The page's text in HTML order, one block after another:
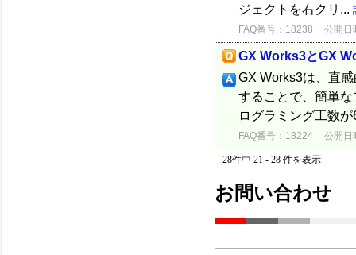
ジェクトを右クリ...
FAQ番号：18238 公開日
GX Works3とGX
GX Works3は、直
することで、簡単
ログラミング工数
FAQ番号：18224 公開日
28件中 21 - 28 件を表示
お問い合わせ